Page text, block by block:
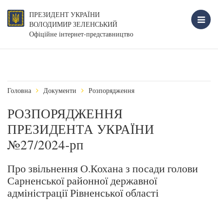
ПРЕЗИДЕНТ УКРАЇНИ
ВОЛОДИМИР ЗЕЛЕНСЬКИЙ
Офіційне інтернет-представництво
Головна Документи Розпорядження
РОЗПОРЯДЖЕННЯ
ПРЕЗИДЕНТА УКРАЇНИ
№27/2024-рп
Про звільнення О.Кохана з посади голови
Сарненської районної державної
адміністрації Рівненської області